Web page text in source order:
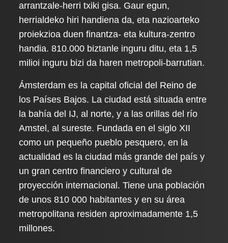
arrantzale-herri txiki gisa. Gaur egun,
herrialdeko hiri handiena da, eta nazioarteko
proiekzioa duen finantza- eta kultura-zentro
handia. 810.000 biztanle inguru ditu, eta 1,5
milioi inguru bizi da haren metropoli-barrutian.
Ámsterdam es la capital oficial del Reino de
los Países Bajos. La ciudad está situada entre
la bahía del IJ, al norte, y a las orillas del río
Amstel, al sureste. Fundada en el siglo XII
como un pequeño pueblo pesquero, en la
actualidad es la ciudad más grande del país y
un gran centro financiero y cultural de
proyección internacional. Tiene una población
de unos 810 000 habitantes y en su área
metropolitana residen aproximadamente 1,5
millones.